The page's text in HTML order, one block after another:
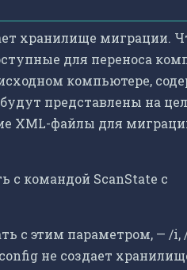
хранилище миграции.
для переноса
компьютере,
представлены на
XML-файлы для
с командой ScanState с
с этим параметром, — /i,
не создает